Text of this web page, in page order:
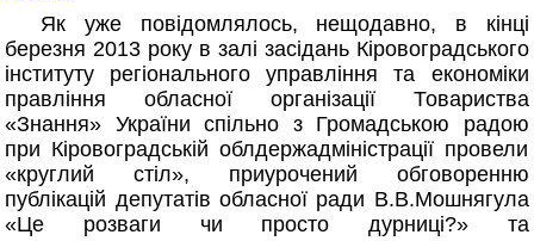
Як уже повідомлялось, нещодавно, в кінці
березня 2013 року в залі засідань Кіровоградського
інституту регіонального управління та економіки
правління обласної організації Товариства
«Знання» України спільно з Громадською радою
при Кіровоградській облдержадміністрації провели
«круглий стіл», приурочений обговоренню
публікацій депутатів обласної ради В.В.Мошнягула
«Це розваги чи просто дурниці?» та